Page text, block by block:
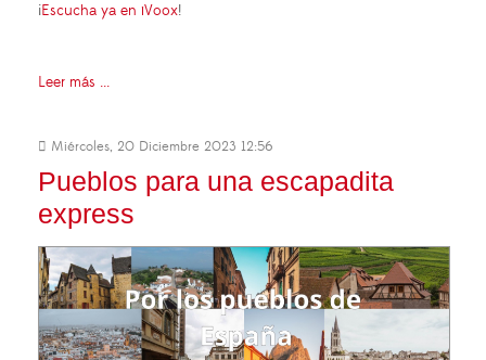
¡Escucha ya en iVoox!
Leer más ...
Miércoles, 20 Diciembre 2023 12:56
Pueblos para una escapadita
express